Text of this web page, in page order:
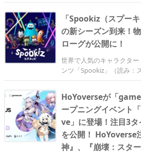
「Spookiz（スプー
の新シーズン到来！
ローグが公開に！
世界で人気のキャラクタ
ンツ「Spookiz」（読み：
HoYoverseが「
ープニングイベン
ve」に登場！注目3
を公開！ HoYoverse
神』、『崩壊：スタ